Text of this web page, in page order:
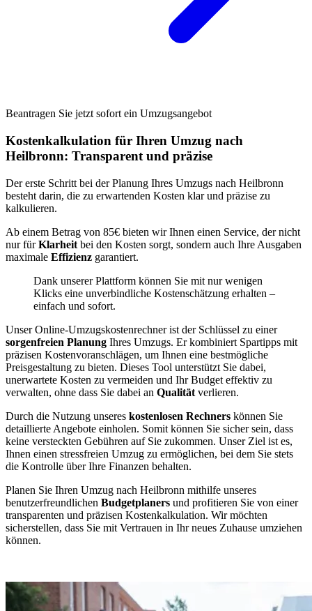
Beantragen Sie jetzt sofort ein Umzugsangebot
Kostenkalkulation für Ihren Umzug nach
Heilbronn: Transparent und präzise
Der erste Schritt bei der Planung Ihres Umzugs nach Heilbronn
besteht darin, die zu erwartenden Kosten klar und präzise zu
kalkulieren.
Ab einem Betrag von 85€ bieten wir Ihnen einen Service, der nicht
nur fürKlarheit bei den Kosten sorgt, sondern auch Ihre Ausgaben
maximale Effizienz garantiert.
Dank unserer Plattform können Sie mit nur wenigen
Klicks eine unverbindliche Kostenschätzung erhalten –
einfach und sofort.
Unser Online-Umzugskostenrechner ist der Schlüssel zu einer
sorgenfreien Planung Ihres Umzugs. Er kombiniert Spartipps mit
präzisen Kostenvoranschlägen, um Ihnen eine bestmögliche
Preisgestaltung zu bieten. Dieses Tool unterstützt Sie dabei,
unerwartete Kosten zu vermeiden und Ihr Budget effektiv zu
verwalten, ohne dass Sie dabei an Qualität verlieren.
Durch die Nutzung unseres kostenlosen Rechners können Sie
detaillierte Angebote einholen. Somit können Sie sicher sein, dass
keine versteckten Gebühren auf Sie zukommen. Unser Ziel ist es,
Ihnen einen stressfreien Umzug zu ermöglichen, bei dem Sie stets
die Kontrolle über Ihre Finanzen behalten.
Planen Sie Ihren Umzug nach Heilbronn mithilfe unseres
benutzerfreundlichen Budgetplaners und profitieren Sie von einer
transparenten und präzisen Kostenkalkulation. Wir möchten
sicherstellen, dass Sie mit Vertrauen in Ihr neues Zuhause umziehen
können.